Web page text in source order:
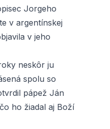
Jorgeho
v argentínskej
v jeho
neskôr ju
spolu so
pápež Ján
ho žiadal aj Boží